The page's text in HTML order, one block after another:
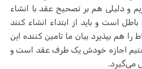
و دلیلی هم بر تصحیح عقد با انشاء
است و باید از ابتداء انشاء کنند
هم بپذیرد بیان ما تامین کننده این
اجازه خودش یک طرف عقد است و
می‌گیرد.